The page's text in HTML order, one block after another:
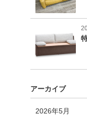
アーカイブ
2026年5月